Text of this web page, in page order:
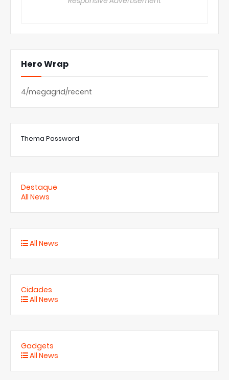
Hero Wrap
4/megagrid/recent
Thema Password
Destaque
All News
All News
Cidades
All News
Gadgets
All News